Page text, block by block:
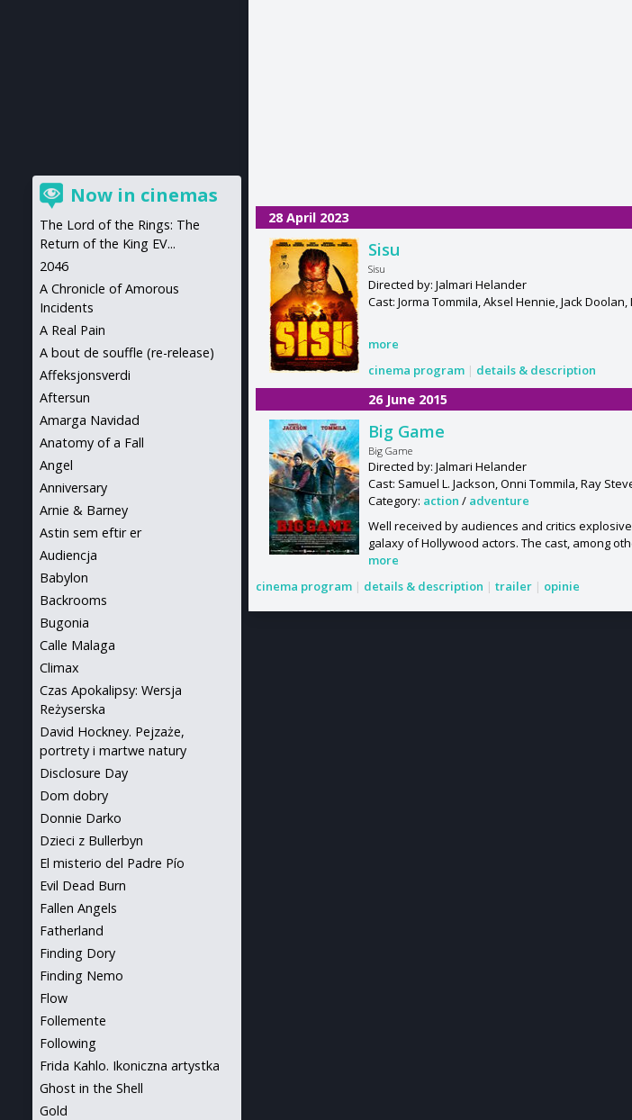
28 April 2023
Sisu
Sisu
Directed by: Jalmari Helander
Cast: Jorma Tommila, Aksel Hennie, Jack
more
cinema program | details & description
26 June 2015
Big Game
Big Game
Directed by: Jalmari Helander
Cast: Samuel L. Jackson, Onni Tommila, Ray
Category: action / adventure
Well received by audiences and critics
galaxy of Hollywood actors. The cast, among
more
cinema program | details & description | trailer | opinie
Now in cinemas
The Lord of the Rings: The
Return of the King EV...
2046
A Chronicle of Amorous
Incidents
A Real Pain
A bout de souffle (re-release)
Affeksjonsverdi
Aftersun
Amarga Navidad
Anatomy of a Fall
Angel
Anniversary
Arnie & Barney
Astin sem eftir er
Audiencja
Babylon
Backrooms
Bugonia
Calle Malaga
Climax
Czas Apokalipsy: Wersja
Reżyserska
David Hockney. Pejzaże,
portrety i martwe natury
Disclosure Day
Dom dobry
Donnie Darko
Dzieci z Bullerbyn
El misterio del Padre Pío
Evil Dead Burn
Fallen Angels
Fatherland
Finding Dory
Finding Nemo
Flow
Follemente
Following
Frida Kahlo. Ikoniczna artystka
Ghost in the Shell
Gold